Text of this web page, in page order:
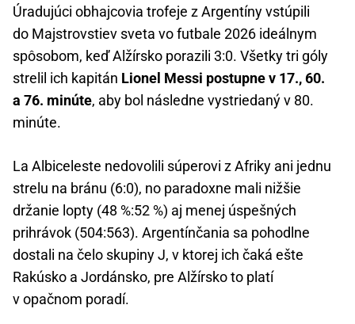
Úradujúci obhajcovia trofeje z Argentíny vstúpili
do Majstrovstiev sveta vo futbale 2026 ideálnym
spôsobom, keď Alžírsko porazili 3:0. Všetky tri góly
strelil ich kapitán Lionel Messi postupne v 17., 60.
a 76. minúte, aby bol následne vystriedaný v 80.
minúte.
La Albiceleste nedovolili súperovi z Afriky ani jednu
strelu na bránu (6:0), no paradoxne mali nižšie
držanie lopty (48 %:52 %) aj menej úspešných
prihrávok (504:563). Argentínčania sa pohodlne
dostali na čelo skupiny J, v ktorej ich čaká ešte
Rakúsko a Jordánsko, pre Alžírsko to platí
v opačnom poradí.